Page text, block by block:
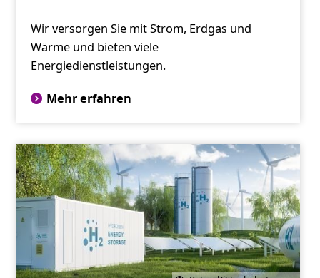
Wir versorgen Sie mit Strom, Erdgas und
Wärme und bieten viele
Energiedienstleistungen.
Mehr erfahren